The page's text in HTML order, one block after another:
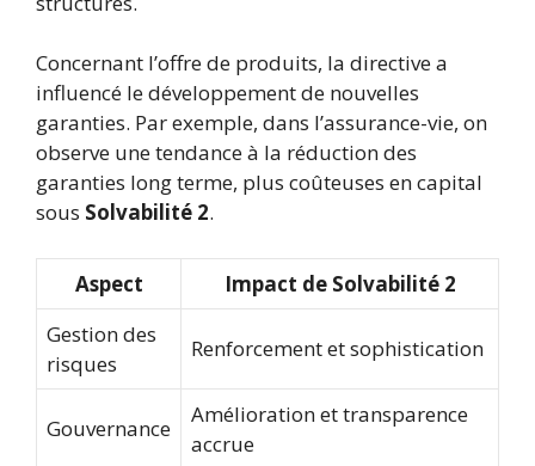
Concernant l’offre de produits, la directive a
influencé le développement de nouvelles
garanties. Par exemple, dans l’assurance-vie, on
observe une tendance à la réduction des
garanties long terme, plus coûteuses en capital
sous Solvabilité 2.
Aspect
Impact de Solvabilité 2
Gestion des
risques
Renforcement et sophistication
Gouvernance
Amélioration et transparence
accrue